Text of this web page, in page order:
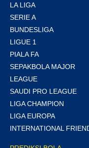
LA LIGA
SERIE A
BUNDESLIGA
LIGUE 1
PIALA FA
SEPAKBOLA MAJOR
LEAGUE
SAUDI PRO LEAGUE
LIGA CHAMPION
LIGA EUROPA
INTERNATIONAL